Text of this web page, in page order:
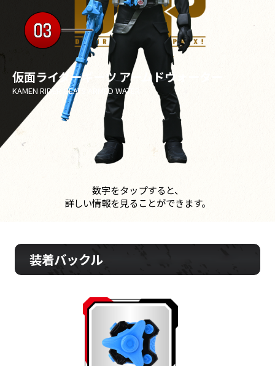
仮面ライダーギーツ アームドウォーター
KAMEN RIDER GEATS ARMED WATER
数字をタップすると、
詳しい情報を見ることができます。
装着バックル